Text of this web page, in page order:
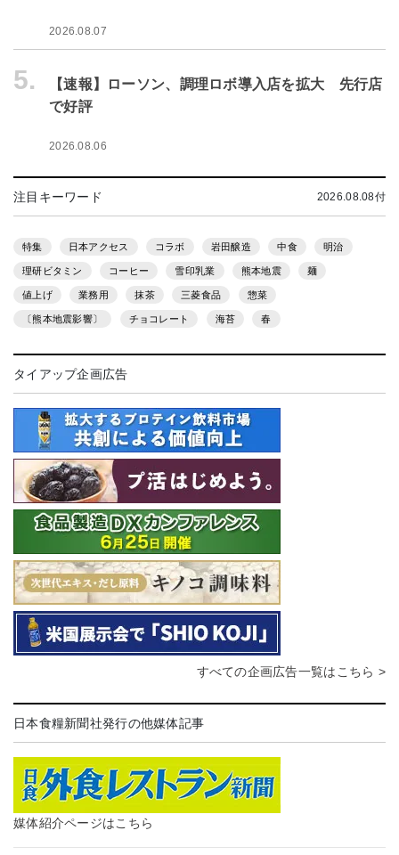
2026.08.07
5.
【速報】ローソン、調理ロボ導入店を拡大 先行店
で好評
2026.08.06
注目キーワード 2026.08.08付
特集 日本アクセス コラボ 岩田醸造 中食 明治
理研ビタミン コーヒー 雪印乳業 熊本地震 麺
値上げ 業務用 抹茶 三菱食品 惣菜
〔熊本地震影響〕 チョコレート 海苔 春
タイアップ企画広告
すべての企画広告一覧はこちら >
日本食糧新聞社発行の他媒体記事
媒体紹介ページはこちら